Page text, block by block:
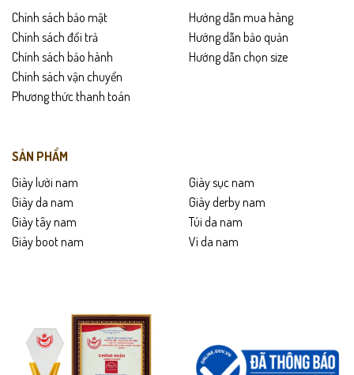
Chính sách bảo mật
Chính sách đổi trả
Chính sách bảo hành
Chính sách vận chuyển
Phương thức thanh toán
Hướng dẫn mua hàng
Hướng dẫn bảo quản
Hướng dẫn chọn size
SẢN PHẨM
Giày lười nam
Giày da nam
Giày tây nam
Giày boot nam
Giày sục nam
Giày derby nam
Túi da nam
Ví da nam